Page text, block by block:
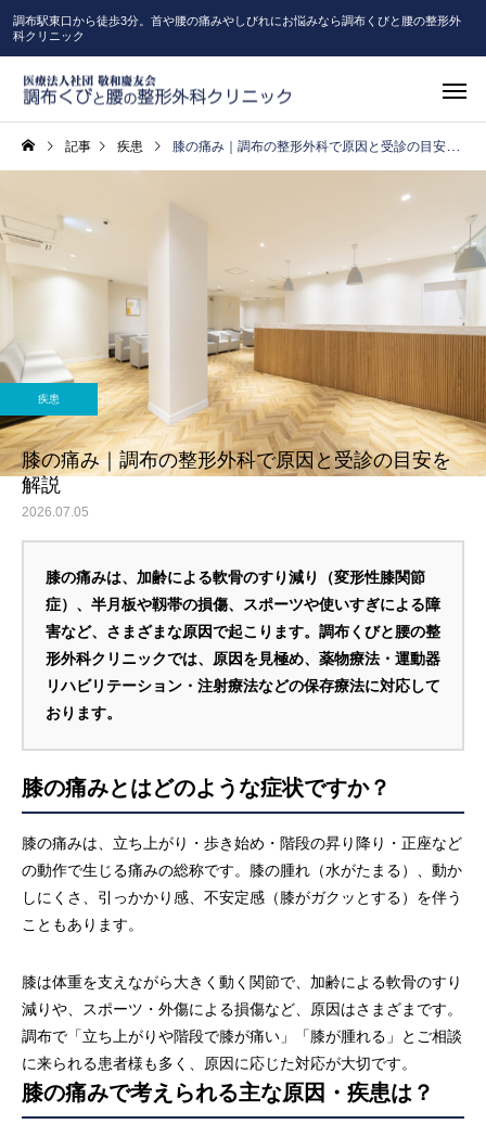
調布駅東口から徒歩3分。首や腰の痛みやしびれにお悩みなら調布くびと腰の整形外
科クリニック
記事 疾患 膝の痛み｜調布の整形外科で原因と受診の目安を解説
疾患
膝の痛み｜調布の整形外科で原因と受診の目安を
解説
2026.07.05
膝の痛みは、加齢による軟骨のすり減り（変形性膝関節
症）、半月板や靱帯の損傷、スポーツや使いすぎによる障
害など、さまざまな原因で起こります。調布くびと腰の整
形外科クリニックでは、原因を見極め、薬物療法・運動器
リハビリテーション・注射療法などの保存療法に対応して
おります。
膝の痛みとはどのような症状ですか？
膝の痛みは、立ち上がり・歩き始め・階段の昇り降り・正座など
の動作で生じる痛みの総称です。膝の腫れ（水がたまる）、動か
しにくさ、引っかかり感、不安定感（膝がガクッとする）を伴う
こともあります。
膝は体重を支えながら大きく動く関節で、加齢による軟骨のすり
減りや、スポーツ・外傷による損傷など、原因はさまざまです。
調布で「立ち上がりや階段で膝が痛い」「膝が腫れる」とご相談
に来られる患者様も多く、原因に応じた対応が大切です。
膝の痛みで考えられる主な原因・疾患は？